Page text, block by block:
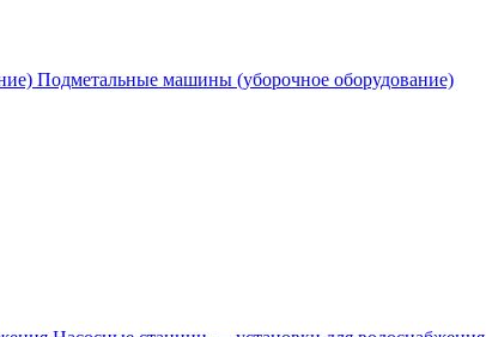
Подметальные машины (уборочное оборудование)